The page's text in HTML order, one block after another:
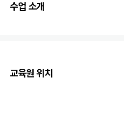
수업 소개
교육원 위치